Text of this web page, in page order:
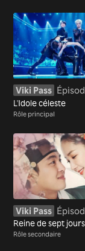
Viki Pass
L'Idole céleste
Rôle principal
Viki Pass
Reine de sept jours
Rôle secondaire